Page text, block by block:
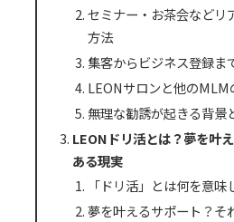
セミナー・お茶会などリ
方法
集客からビジネス登録ま
LEONサロンと他のMLM
無理な勧誘が起きる背景
LEONドリ活とは？夢を叶
ある現実
「ドリ活」とは何を意味
夢を叶えるサポート？そ